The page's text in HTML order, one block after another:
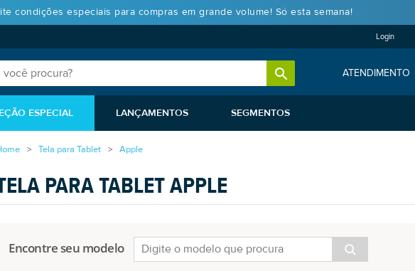
condições especiais para compras em grande volume! Só esta semana!
Login
ATENDIMENTO
ESPECIAL LANÇAMENTOS SEGMENTOS
Tela para Tablet Apple
PARA TABLET APPLE
Encontre seu modelo